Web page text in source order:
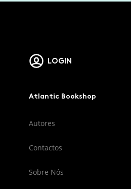
LOGIN
Atlantic Bookshop
Autores
Contactos
Sobre Nós